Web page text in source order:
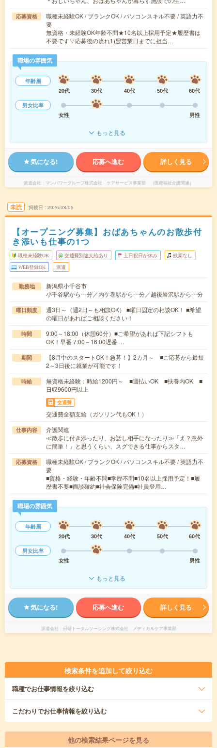
応募資格
職種未経験OK / ブランクOK / パソコンスキル不要 / 英語力不
要
無資格・未経験OK年齢不問★10名以上採用予定★履歴書は
不要です▽応募後の流れ1)翌営業日までに担当…
職場の雰囲気
年齢層
20代
30代 40代 50代
60代
男女比率
女性
男性
もっと見る
気になる! 応募へ進む 詳しく見る
派遣会社 マンパワーグループ株式会社 ケアサービス事業部 （医療福祉介護関連）
未読 掲載日 2026/08/05
【オープニング募集】おばあちゃんのお散歩付
き添いも仕事の1つ
職種未経験OK 交通費別途支給あり 土日祝日が休み 残業なし
WEB登録OK 派遣
勤務地
新潟県小千谷市
小千谷駅から---分／内ケ巻駅から---分／越後岩沢駅から---分
曜日頻度
週3日～（週2日～も相談OK） ■曜日固定の相談OK！ ■希望
の曜日があればご相談ください！
時間
9:00～18:00（休憩60分）■ご希望があれば下記シフトも
OK！早番 7:00～16:00遅番 …
期間
【8月中のスタートOK！急募！】2カ月～ ■ご応募から最短
2～3日後に就業が可能です！
時給
無資格未経験：時給1200円～ ■週払いOK ■扶養内OK ■
日収9600円以上
交通費
交通費全額支給（ガソリン代もOK！）
仕事内容
介護関連
≪散歩に付き添ったり、お話し相手になったり≫「え？意外
に簡単！」と思うくらい、スグできる仕事からスタ…
応募資格
職種未経験OK / ブランクOK / パソコンスキル不要 / 英語力不
要
■資格・経験・年齢不問■学歴不問■10名以上採用予定！■履
歴書不要■面談確約■社会保険完備■社員登用…
職場の雰囲気
年齢層
20代
30代 40代 50代
60代
男女比率
女性
男性
もっと見る
気になる! 応募へ進む 詳しく見る
派遣会社 日研トータルソーシング株式会社 メディカルケア事業部
検索条件を追加して絞り込む
職種でお仕事情報を絞り込む
こだわりでお仕事情報を絞り込む
他の検索結果ページを見る